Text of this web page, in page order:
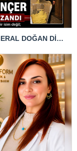
GÜZELLİK SEKTÖRÜNÜN YENİ LİDERİ MERAL DOĞAN DİNÇER ADANA’DA DEMOKRASİ KAZANDI